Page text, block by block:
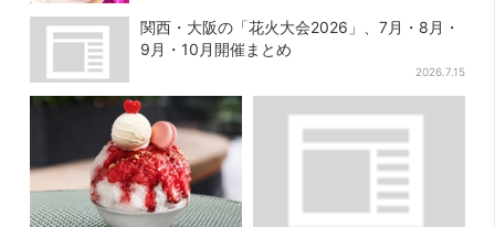
関西・大阪の「花火大会2026」、7月・8月・
9月・10月開催まとめ
2026.7.15